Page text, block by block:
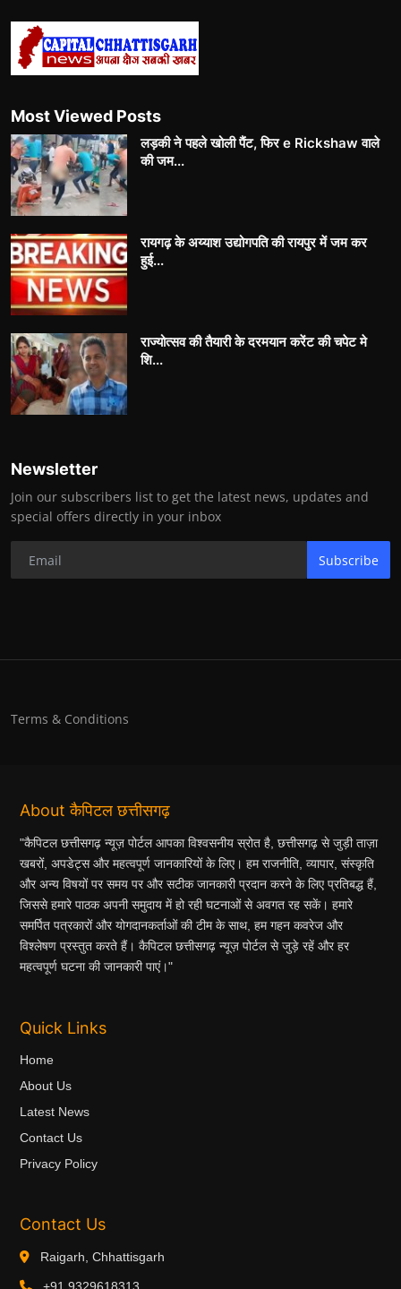
Most Viewed Posts
लड़की ने पहले खोली पैंट, फिर e Rickshaw वाले
की जम...
रायगढ़ के अय्याश उद्योगपति की रायपुर में जम कर
हुई...
राज्योत्सव की तैयारी के दरमयान करेंट की चपेट मे
शि...
Newsletter
Join our subscribers list to get the latest news, updates and
special offers directly in your inbox
Subscribe
Terms & Conditions
About कैपिटल छत्तीसगढ़
"कैपिटल छत्तीसगढ़ न्यूज़ पोर्टल आपका विश्वसनीय स्रोत है, छत्तीसगढ़ से जुड़ी ताज़ा
खबरों, अपडेट्स और महत्वपूर्ण जानकारियों के लिए। हम राजनीति, व्यापार, संस्कृति
और अन्य विषयों पर समय पर और सटीक जानकारी प्रदान करने के लिए प्रतिबद्ध हैं,
जिससे हमारे पाठक अपनी समुदाय में हो रही घटनाओं से अवगत रह सकें। हमारे
समर्पित पत्रकारों और योगदानकर्ताओं की टीम के साथ, हम गहन कवरेज और
विश्लेषण प्रस्तुत करते हैं। कैपिटल छत्तीसगढ़ न्यूज़ पोर्टल से जुड़े रहें और हर
महत्वपूर्ण घटना की जानकारी पाएं।"
Quick Links
Home
About Us
Latest News
Contact Us
Privacy Policy
Contact Us
Raigarh, Chhattisgarh